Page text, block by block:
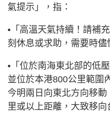
氣提示」，指：
•「高溫天氣持續！請補
刻休息或求助，需要時儘
•「位於南海東北部的低
並位於本港800公里範圍
今明兩日向東北方向移
里或以上距離，大致移